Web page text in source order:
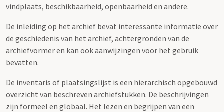
vindplaats, beschikbaarheid, openbaarheid en andere.
De inleiding op het archief bevat interessante informatie over
de geschiedenis van het archief, achtergronden van de
archiefvormer en kan ook aanwijzingen voor het gebruik
bevatten.
De inventaris of plaatsingslijst is een hiërarchisch opgebouwd
overzicht van beschreven archiefstukken. De beschrijvingen
zijn formeel en globaal. Het lezen en begrijpen van een